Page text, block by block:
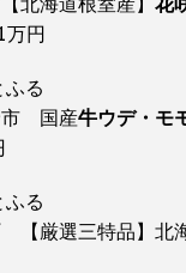
円
ふる
市 国産牛ウデ・モ
ふる
【厳選三特品】北